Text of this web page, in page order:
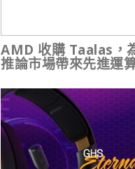
AMD 收購 Taalas，
推論市場帶來先進運